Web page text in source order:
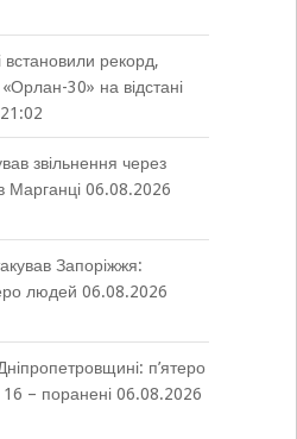
встановили рекорд,
30» на відстані
звільнення через
Марганці 06.08.2026
Запоріжжя:
людей 06.08.2026
п’ятеро
– поранені 06.08.2026